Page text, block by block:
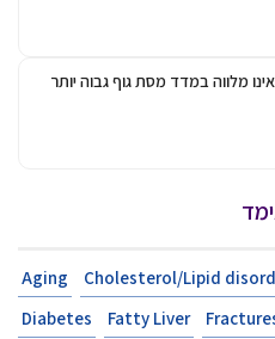
מלווה במדד מסת גוף גבוה יותר
Aging Cholesterol/Lipid
Diabetes
Fatty Liver